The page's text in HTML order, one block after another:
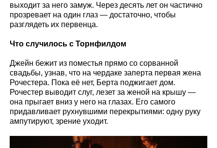
выходит за него замуж. Через десять лет он частично
прозревает на один глаз — достаточно, чтобы
разглядеть их первенца.
Что случилось с Торнфилдом
Джейн бежит из поместья прямо со сорванной
свадьбы, узнав, что на чердаке заперта первая жена
Рочестера. Пока её нет, Берта поджигает дом.
Рочестер выводит слуг, лезет за женой на крышу —
она прыгает вниз у него на глазах. Его самого
придавливает рухнувшими перекрытиями: одну руку
ампутируют, зрение уходит.